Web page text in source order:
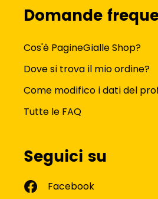
Domande
Cos'è PagineGialle Shop?
Dove si trova il mio ordine?
Come modifico i dati del
Tutte le FAQ
Seguici su